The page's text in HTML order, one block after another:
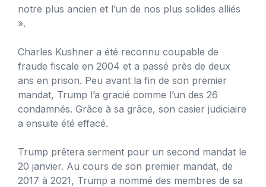
notre plus ancien et l’un de nos plus solides alliés
».
Charles Kushner a été reconnu coupable de
fraude fiscale en 2004 et a passé près de deux
ans en prison. Peu avant la fin de son premier
mandat, Trump l’a gracié comme l’un des 26
condamnés. Grâce à sa grâce, son casier judiciaire
a ensuite été effacé.
Trump prêtera serment pour un second mandat le
20 janvier. Au cours de son premier mandat, de
2017 à 2021, Trump a nommé des membres de sa